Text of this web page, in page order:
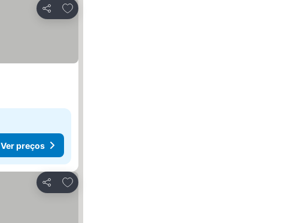
Partilhar
Adicionar aos favoritos
Ver preços
Partilhar
Adicionar aos favoritos